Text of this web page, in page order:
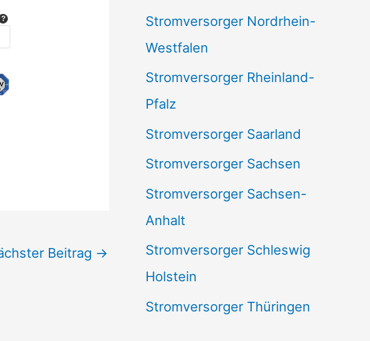
Beitrag →
Stromversorger Nordrhein-
Westfalen
Stromversorger Rheinland-
Pfalz
Stromversorger Saarland
Stromversorger Sachsen
Stromversorger Sachsen-
Anhalt
Stromversorger Schleswig
Holstein
Stromversorger Thüringen